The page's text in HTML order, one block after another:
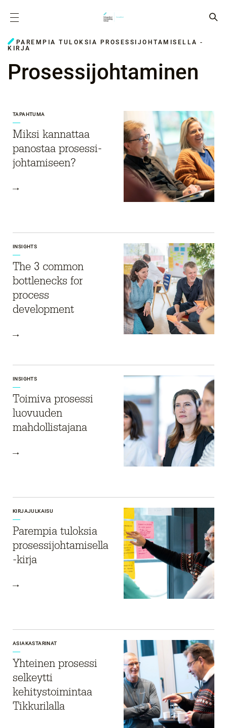
PAREMPIA TULOKSIA PROSESSIJOHTAMISELLA -
KIRJA
Prosessijohtaminen
TAPAHTUMA
Miksi kannattaa
panostaa prosessi­-
johtamiseen?
INSIGHTS
The 3 common
bottlenecks for
process
development
INSIGHTS
Toimiva prosessi
luovuuden
mahdollistajana
KIRJAJULKAISU
Parempia tuloksia
prosessi­johtamisella
-kirja
ASIAKASTARINAT
Yhteinen prosessi
selkeytti
kehitystoimintaa
Tikkurilalla